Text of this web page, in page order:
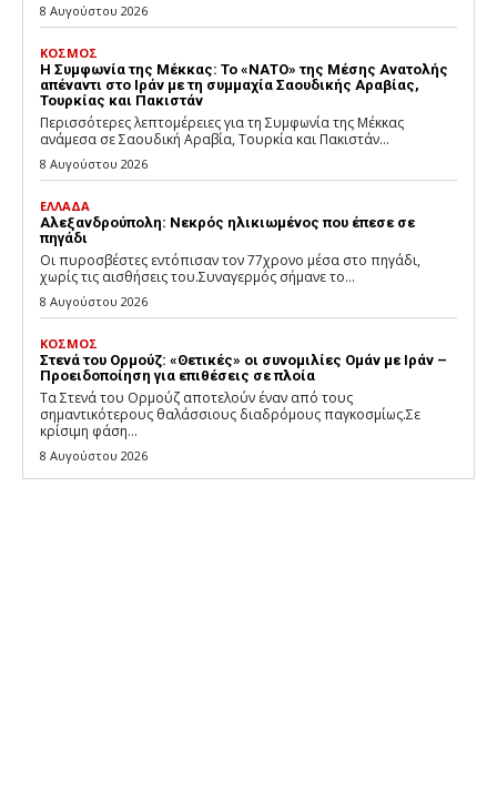
8 Αυγούστου 2026
ΚΟΣΜΟΣ
Η Συμφωνία της Μέκκας: Το «ΝΑΤΟ» της Μέσης Ανατολής
απέναντι στο Ιράν με τη συμμαχία Σαουδικής Αραβίας,
Τουρκίας και Πακιστάν
Περισσότερες λεπτομέρειες για τη Συμφωνία της Μέκκας
ανάμεσα σε Σαουδική Αραβία, Τουρκία και Πακιστάν...
8 Αυγούστου 2026
ΕΛΛΑΔΑ
Αλεξανδρούπολη: Νεκρός ηλικιωμένος που έπεσε σε
πηγάδι
Οι πυροσβέστες εντόπισαν τον 77χρονο μέσα στο πηγάδι,
χωρίς τις αισθήσεις του.Συναγερμός σήμανε το...
8 Αυγούστου 2026
ΚΟΣΜΟΣ
Στενά του Ορμούζ: «Θετικές» οι συνομιλίες Ομάν με Ιράν –
Προειδοποίηση για επιθέσεις σε πλοία
Τα Στενά του Ορμούζ αποτελούν έναν από τους
σημαντικότερους θαλάσσιους διαδρόμους παγκοσμίως.Σε
κρίσιμη φάση...
8 Αυγούστου 2026